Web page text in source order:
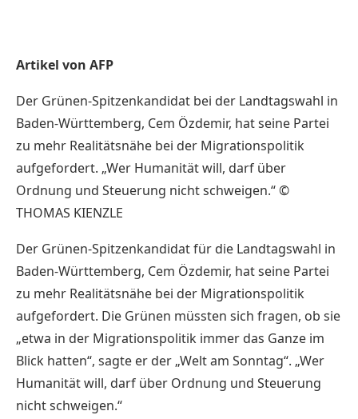
Artikel von AFP
Der Grünen-Spitzenkandidat bei der Landtagswahl in
Baden-Württemberg, Cem Özdemir, hat seine Partei
zu mehr Realitätsnähe bei der Migrationspolitik
aufgefordert. „Wer Humanität will, darf über
Ordnung und Steuerung nicht schweigen.“ ©
THOMAS KIENZLE
Der Grünen-Spitzenkandidat für die Landtagswahl in
Baden-Württemberg, Cem Özdemir, hat seine Partei
zu mehr Realitätsnähe bei der Migrationspolitik
aufgefordert. Die Grünen müssten sich fragen, ob sie
„etwa in der Migrationspolitik immer das Ganze im
Blick hatten“, sagte er der „Welt am Sonntag“. „Wer
Humanität will, darf über Ordnung und Steuerung
nicht schweigen.“